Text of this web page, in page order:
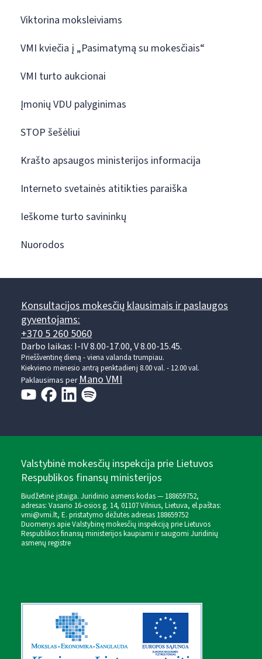
Viktorina moksleiviams
VMI kviečia į „Pasimatymą su mokesčiais“
VMI turto aukcionai
Įmonių VDU palyginimas
STOP šešėliui
Krašto apsaugos ministerijos informacija
Interneto svetainės atitikties paraiška
Ieškome turto savininkų
Nuorodos
Konsultacijos mokesčių klausimais ir paslaugos
gyventojams:
+370 5 260 5060
Darbo laikas: I-IV 8.00-17.00, V 8.00-15.45.
Prieššventinę dieną - viena valanda trumpiau.
Kiekvieno mėnesio antrą penktadienį 8.00 val. - 12.00 val.
Paklausimas perMano VMI
Valstybinė mokesčių inspekcija prie Lietuvos
Respublikos finansų ministerijos
Biudžetinė įstaiga. Juridinio asmens kodas — 188659752,
adresas: Vasario 16-osios g. 14, 01107 Vilnius, Lietuva, el.paštas:
vmi@vmi.lt, E. pristatymo dėžutės adresas 188659752
Duomenys apie Valstybinę mokesčių inspekciją prie Lietuvos
Respublikos finansų ministerijos kaupiami ir saugomi Juridinių
asmenų registre